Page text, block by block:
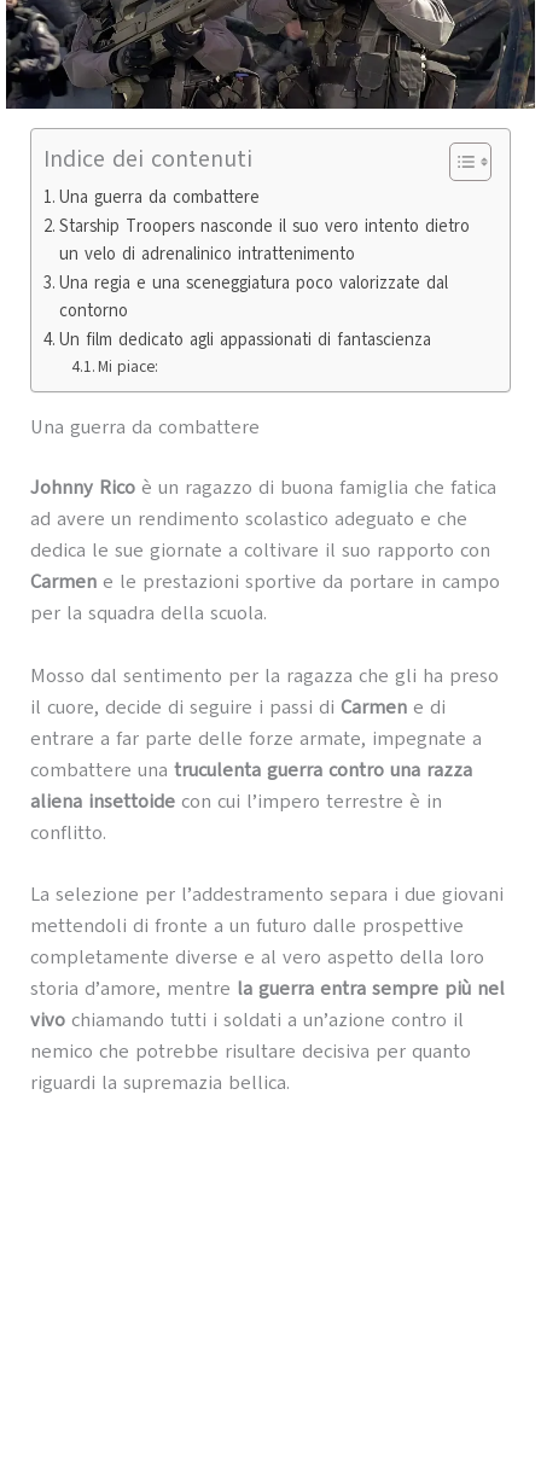
Indice dei contenuti
Una guerra da combattere
Starship Troopers nasconde il suo vero intento dietro
un velo di adrenalinico intrattenimento
Una regia e una sceneggiatura poco valorizzate dal
contorno
Un film dedicato agli appassionati di fantascienza
Mi piace:
Una guerra da combattere
Johnny Ricoè un ragazzo di buona famiglia che fatica
ad avere un rendimento scolastico adeguato e che
dedica le sue giornate a coltivare il suo rapporto con
Carmene le prestazioni sportive da portare in campo
per la squadra della scuola.
Mosso dal sentimento per la ragazza che gli ha preso
il cuore, decide di seguire i passi di Carmene di
entrare a far parte delle forze armate, impegnate a
combattere una truculenta guerra contro una razza
aliena insettoidecon cui l’impero terrestre è in
conflitto.
La selezione per l’addestramento separa i due giovani
mettendoli di fronte a un futuro dalle prospettive
completamente diverse e al vero aspetto della loro
storia d’amore, mentre la guerra entra sempre più nel
vivo chiamando tutti i soldati a un’azione contro il
nemico che potrebbe risultare decisiva per quanto
riguardi la supremazia bellica.